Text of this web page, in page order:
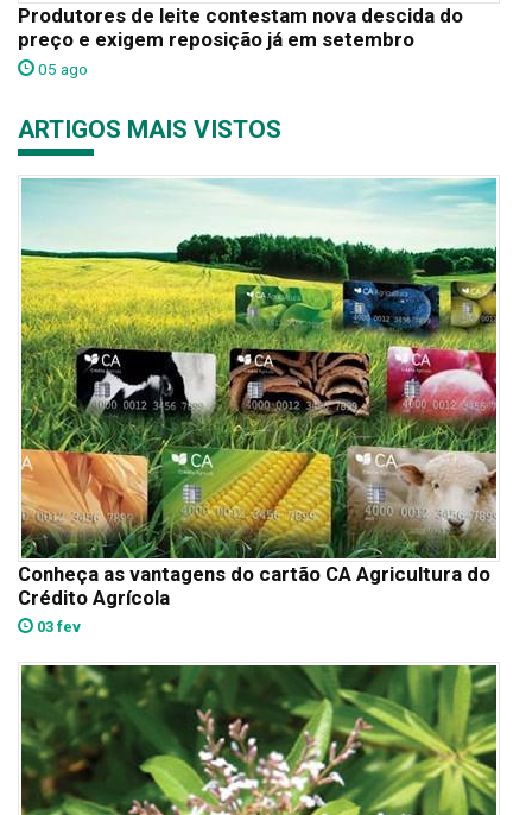
Produtores de leite contestam nova descida do
preço e exigem reposição já em setembro
05 ago
ARTIGOS MAIS VISTOS
Conheça as vantagens do cartão CA Agricultura do
Crédito Agrícola
03 fev